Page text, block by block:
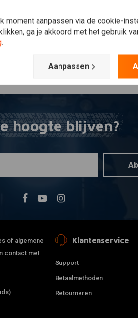
hoogte blijven?
of algemene
contact met
Klantenservice
Support
Betaalmethoden
Retourneren
moment aanpassen via de cookie-
ga je akkoord met het gebruik
.
Aanpassen